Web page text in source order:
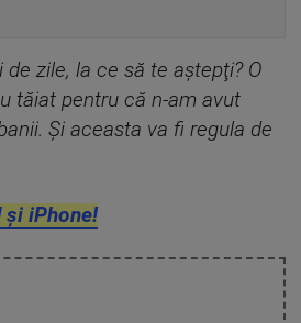
zile, la ce să te aştepţi? O
tăiat pentru că n-am avut
Şi aceasta va fi regula de
și iPhone!